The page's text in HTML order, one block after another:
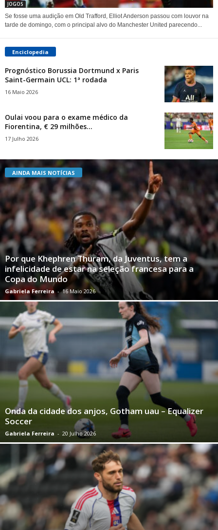
JOGOS
Se fosse uma audição em Old Trafford, Elliot Anderson passou com louvor na
tarde de domingo, com o principal alvo do Manchester United parecendo...
Enciclopedia
Prognóstico Borussia Dortmund x Paris
Saint-Germain UCL: 1ª rodada
16 Maio 2026
Oulai voou para o exame médico da
Fiorentina, € 29 milhões...
17 Julho 2026
AINDA MAIS NOTÍCIAS
Por que Khephren Thuram, da Juventus, tem a
infelicidade de estar na seleção francesa para a
Copa do Mundo
Gabriela Ferreira - 16 Maio 2026
Onda da cidade dos anjos, Gotham uau – Equalizer
Soccer
Gabriela Ferreira - 20 Julho 2026